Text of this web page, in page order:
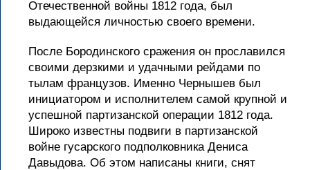
Отечественной войны 1812 года, был
выдающейся личностью своего времени.
После Бородинского сражения он прославился
своими дерзкими и удачными рейдами по
тылам французов. Именно Чернышев был
инициатором и исполнителем самой крупной и
успешной партизанской операции 1812 года.
Широко известны подвиги в партизанской
войне гусарского подполковника Дениса
Давыдова. Об этом написаны книги, снят